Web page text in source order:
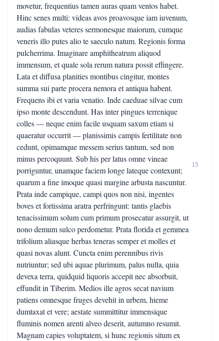
movetur, frequentius tamen auras quam ventos habet.
Hinc senes multi: videas avos proavosque iam iuvenum,
audias fabulas veteres sermonesque maiorum, cumque
veneris illo putes alio te saeculo natum. Regionis forma
pulcherrima. Imaginare amphitheatrum aliquod
immensum, et quale sola rerum natura possit effingere.
Lata et diffusa planities montibus cingitur, montes
summa sui parte procera nemora et antiqua habent.
Frequens ibi et varia venatio. Inde caeduae silvae cum
ipso monte descendunt. Has inter pingues terrenique
colles — neque enim facile usquam saxum etiam si
quaeratur occurrit — planissimis campis fertilitate non
cedunt, opimamque messem serius tantum, sed non
minus percoquunt. Sub his per latus omne vineae
porriguntur, unamque faciem longe lateque contexunt;
quarum a fine imoque quasi margine arbusta nascuntur.
Prata inde campique, campi quos non nisi, ingentes
boves et fortissima aratra perfringunt: tantis glaebis
tenacissimum solum cum primum prosecatur assurgit, ut
nono demum sulco perdometur. Prata florida et gemmea
trifolium aliasque herbas teneras semper et molles et
quasi novas alunt. Cuncta enim perennibus rivis
nutriuntur; sed ubi aquae plurimum, palus nulla, quia
devexa terra, quidquid liquoris accepit nec absorbuit,
effundit in Tiberim. Medios ille agros secat navium
patiens omnesque fruges devehit in urbem, hieme
dumtaxat et vere; aestate summittitur immensique
fluminis nomen arenti alveo deserit, autumno resumit.
Magnam capies voluptatem, si hunc regionis situm ex
15